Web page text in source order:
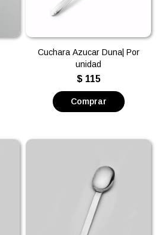
Cuchara Azucar Duna| Por
unidad
$ 115